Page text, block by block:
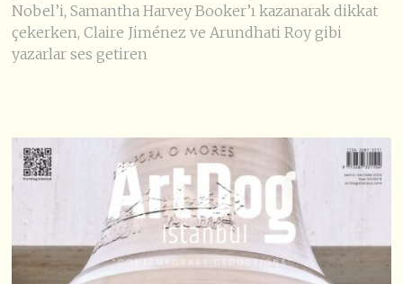
Nobel’i, Samantha Harvey Booker’ı kazanarak dikkat
çekerken, Claire Jiménez ve Arundhati Roy gibi
yazarlar ses getiren